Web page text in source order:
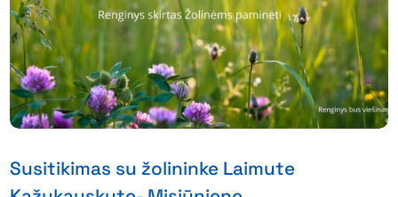
Susitikimas su žolininke Laimute